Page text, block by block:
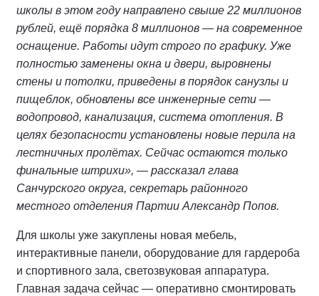
школы в этом году направлено свыше 22 миллионов
рублей, ещё порядка 8 миллионов — на современное
оснащение. Работы идут строго по графику. Уже
полностью заменены окна и двери, выровнены
стены и потолки, приведены в порядок санузлы и
пищеблок, обновлены все инженерные сети —
водопровод, канализация, система отопления. В
целях безопасности установлены новые перила на
лестничных пролётах. Сейчас остаются только
финальные штрихи», — рассказал глава
Санчурского округа, секретарь районного
местного отделения Партии Александр Попов.
Для школы уже закуплены новая мебель,
интерактивные панели, оборудование для гардероба
и спортивного зала, светозвуковая аппаратура.
Главная задача сейчас — оперативно смонтировать